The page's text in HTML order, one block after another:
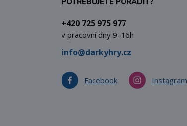
POTŘEBUJETE PORADIT?
+420 725 975 977
v pracovní dny 9–16h
info@darkyhry.cz
Facebook Instagram